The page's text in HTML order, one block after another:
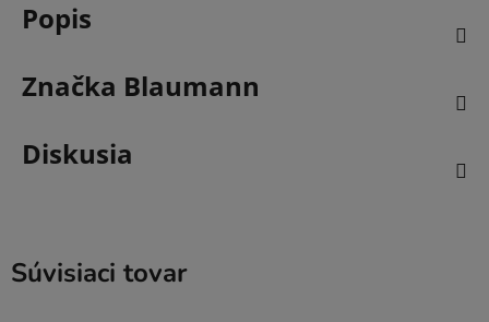
Popis
Značka Blaumann
Diskusia
Súvisiaci tovar